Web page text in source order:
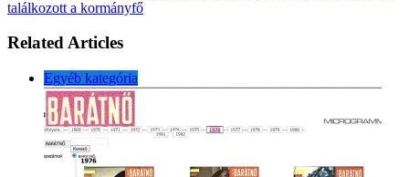
találkozott a kormányfő
Related Articles
Egyéb kategória